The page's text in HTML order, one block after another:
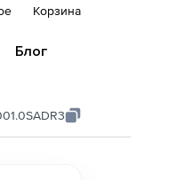
Корзина
Блог